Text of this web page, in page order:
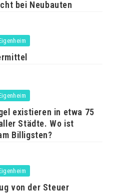
bei Neubauten
existieren in etwa 75
Städte. Wo ist
Billigsten?
von der Steuer